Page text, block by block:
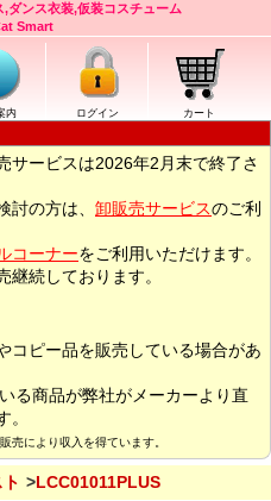
ダンス衣装,仮装コスチューム
Smart
内 ログイン カート
サービスは2026年2月末で終了さ
討の方は、 卸販売サービスのご利
コーナーをご利用いただけます。
続しております。
コピー品を販売している場合があ
る商品が弊社がメーカーより直
売により収入を得ています。
LCC01011PLUS